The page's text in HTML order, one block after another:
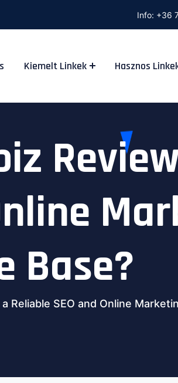
Info: +36
Kiemelt Linkek Hasznos
Base?
Reliable SEO and Online